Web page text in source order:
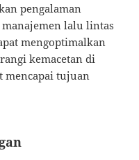
pengalaman
lalu lintas
mengoptimalkan
kemacetan di
mencapai tujuan